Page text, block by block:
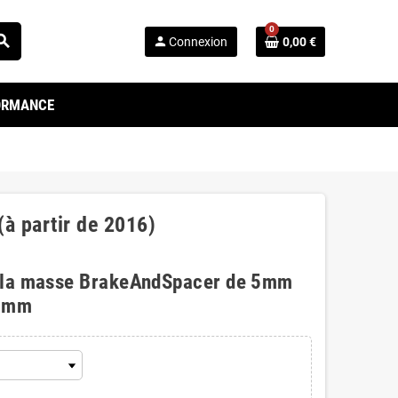
person Connexion
0
0,00 €
partir de 2016)
masse BrakeAndSpacer de 5mm